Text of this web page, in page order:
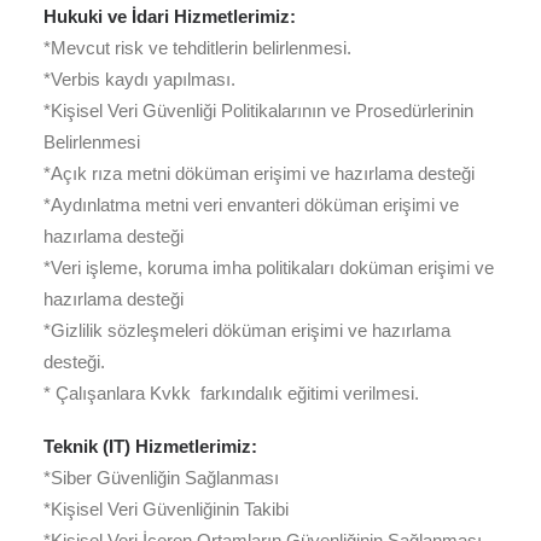
Hukuki ve İdari Hizmetlerimiz:
*Mevcut risk ve tehditlerin belirlenmesi.
*Verbis kaydı yapılması.
*Kişisel Veri Güvenliği Politikalarının ve Prosedürlerinin
Belirlenmesi
*Açık rıza metni döküman erişimi ve hazırlama desteği
*Aydınlatma metni veri envanteri döküman erişimi ve
hazırlama desteği
*Veri işleme, koruma imha politikaları doküman erişimi ve
hazırlama desteği
*Gizlilik sözleşmeleri döküman erişimi ve hazırlama
desteği.
* Çalışanlara Kvkk farkındalık eğitimi verilmesi.
Teknik (IT) Hizmetlerimiz:
*Siber Güvenliğin Sağlanması
*Kişisel Veri Güvenliğinin Takibi